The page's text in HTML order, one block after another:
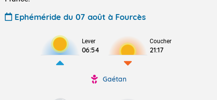
Ephéméride du 07 août à Fourcès
Lever
06:54
Coucher
21:17
Gaétan